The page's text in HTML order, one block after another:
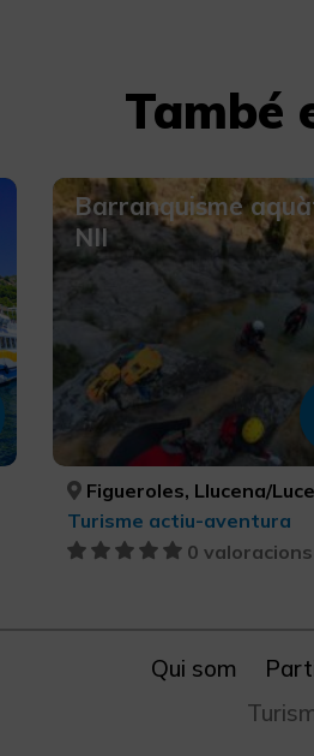
També
Barranquisme
NII
Figueroles, Llucena/Lucena del Cid, CASTELLÓ/CASTELLÓN,
Turisme actiu-aventura
0 valoracions
Qui som